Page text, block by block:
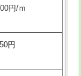
円
円
円
円/ｍ
円